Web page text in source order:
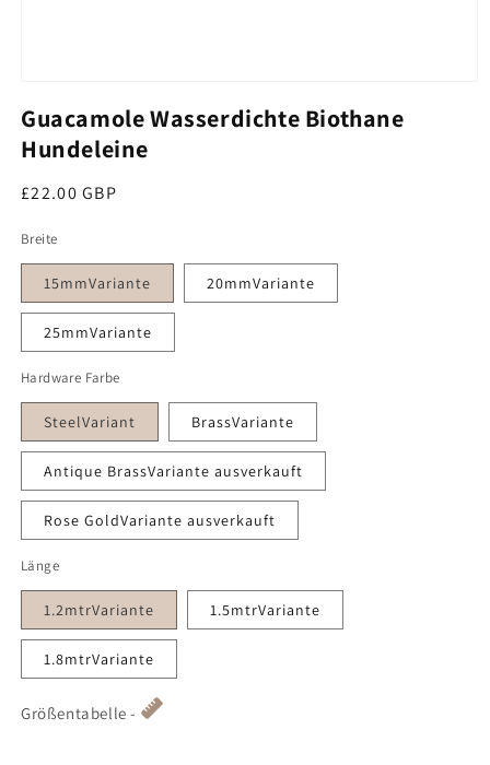
Guacamole Wasserdichte Biothane
Hundeleine
Regulärer Preis
£22.00 GBP
Breite
15mmVariante 20mmVariante
25mmVariante
Hardware Farbe
SteelVariant BrassVariante
Antique BrassVariante ausverkauft
Rose GoldVariante ausverkauft
Länge
1.2mtrVariante 1.5mtrVariante
1.8mtrVariante
Größentabelle -